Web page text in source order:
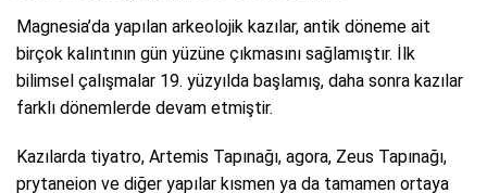
Magnesia’da yapılan arkeolojik kazılar, antik döneme ait
birçok kalıntının gün yüzüne çıkmasını sağlamıştır. İlk
bilimsel çalışmalar 19. yüzyılda başlamış, daha sonra kazılar
farklı dönemlerde devam etmiştir.
Kazılarda tiyatro, Artemis Tapınağı, agora, Zeus Tapınağı,
prytaneion ve diğer yapılar kısmen ya da tamamen ortaya